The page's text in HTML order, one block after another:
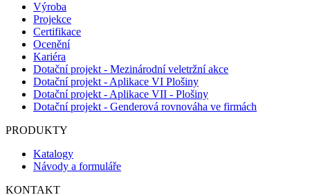
Výroba
Projekce
Certifikace
Ocenění
Kariéra
Dotační projekt - Mezinárodní veletržní akce
Dotační projekt - Aplikace VI Plošiny
Dotační projekt - Aplikace VII - Plošiny
Dotační projekt - Genderová rovnováha ve firmách
PRODUKTY
Katalogy
Návody a formuláře
KONTAKT